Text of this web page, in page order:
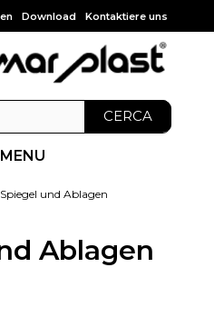
Download Kontaktiere uns
CERCA
MENU
und Ablagen
Ablagen